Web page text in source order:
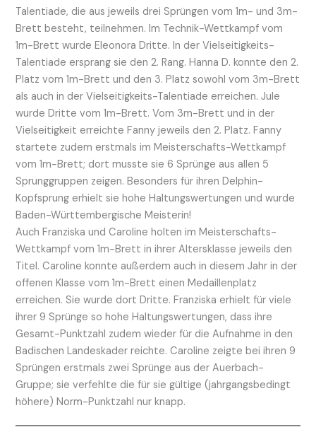
Talentiade, die aus jeweils drei Sprüngen vom 1m- und 3m-
Brett besteht, teilnehmen. Im Technik-Wettkampf vom
1m-Brett wurde Eleonora Dritte. In der Vielseitigkeits-
Talentiade ersprang sie den 2. Rang. Hanna D. konnte den 2.
Platz vom 1m-Brett und den 3. Platz sowohl vom 3m-Brett
als auch in der Vielseitigkeits-Talentiade erreichen. Jule
wurde Dritte vom 1m-Brett. Vom 3m-Brett und in der
Vielseitigkeit erreichte Fanny jeweils den 2. Platz. Fanny
startete zudem erstmals im Meisterschafts-Wettkampf
vom 1m-Brett; dort musste sie 6 Sprünge aus allen 5
Sprunggruppen zeigen. Besonders für ihren Delphin-
Kopfsprung erhielt sie hohe Haltungswertungen und wurde
Baden-Württembergische Meisterin!
Auch Franziska und Caroline holten im Meisterschafts-
Wettkampf vom 1m-Brett in ihrer Altersklasse jeweils den
Titel. Caroline konnte außerdem auch in diesem Jahr in der
offenen Klasse vom 1m-Brett einen Medaillenplatz
erreichen. Sie wurde dort Dritte. Franziska erhielt für viele
ihrer 9 Sprünge so hohe Haltungswertungen, dass ihre
Gesamt-Punktzahl zudem wieder für die Aufnahme in den
Badischen Landeskader reichte. Caroline zeigte bei ihren 9
Sprüngen erstmals zwei Sprünge aus der Auerbach-
Gruppe; sie verfehlte die für sie gültige (jahrgangsbedingt
höhere) Norm-Punktzahl nur knapp.